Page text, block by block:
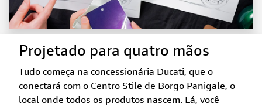
Projetado para quatro mãos
Tudo começa na concessionária Ducati, que o
conectará com o Centro Stile de Borgo Panigale, o
local onde todos os produtos nascem. Lá, você